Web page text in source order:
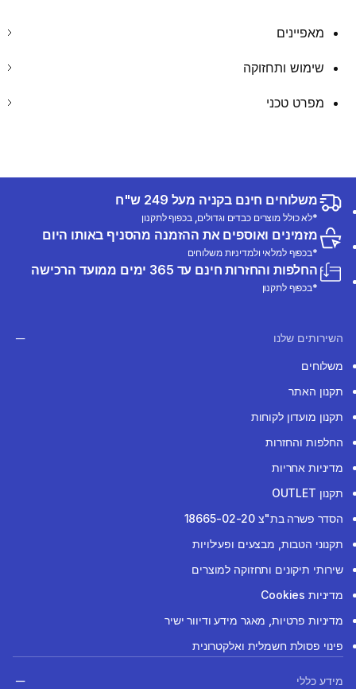
מאפיינים
שימוש ותחזוקה
מפרט טכני
משלוחים חינם בקניה מעל 249 ש"ח
*לא כולל מוצרים כבדים וגדולים, בכפוף לתקנון
מזמינים ואוספים את ההזמנה מהסניף באותו היום
*בכפוף למלאי ולמדיניות משלוחים
החלפות והחזרות חינם עד 365 ימים ממועד הרכישה
*בכפוף לתקנון
השירותים שלנו
משלוחים
תקנון האתר
תקנון מועדון לקוחות
החלפות והחזרות
מדיניות אחריות
תקנון OUTLET
הסדר פשרה בת"צ 18665-02-20
תקנוני הטבות, מבצעים ופעילויות
שירותי תיקונים ותחזוקה למוצרים
מדיניות Cookies
מדיניות פרטיות, מאגר מידע ודיוור ישיר
פינוי פסולת חשמלית ואלקטרונית
מידע כללי